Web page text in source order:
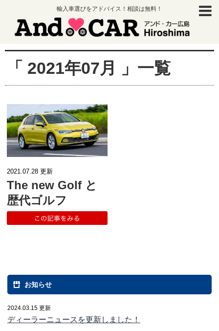
輸入車選びをアドバイス！相談は無料！
「 2021年07月 」一覧
2021.07.28 更新
The new Golf と
歴代ゴルフ
お知らせ
2024.03.15 更新
ディーラーニュースを更新しました！